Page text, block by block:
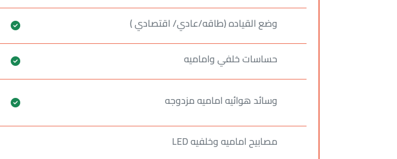
وضع القياده (طاقه/عادي/ اقتصادي )
حساسات خلفي واماميه
وسائد هوائيه اماميه مزدوجه
مصابيح اماميه وخلفيه LED